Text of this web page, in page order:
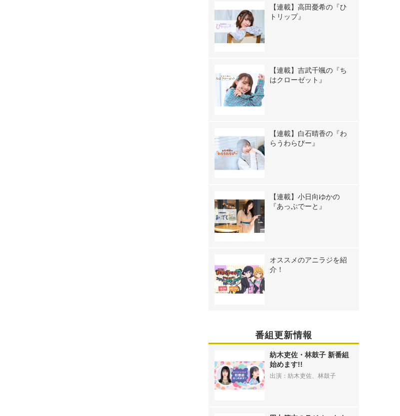
【連載】高田憂希の『ひ
トリップ』
【連載】吉武千颯の『ち
はクローゼット』
【連載】白石晴香の『わ
らうわらびー』
【連載】小日向ゆかの
『あっぷでーと』
オススメのアニラジを紹
介！
番組更新情報
紡木吏佐・林鼓子 新番組
始めます!!
出演：紡木吏佐、林鼓子